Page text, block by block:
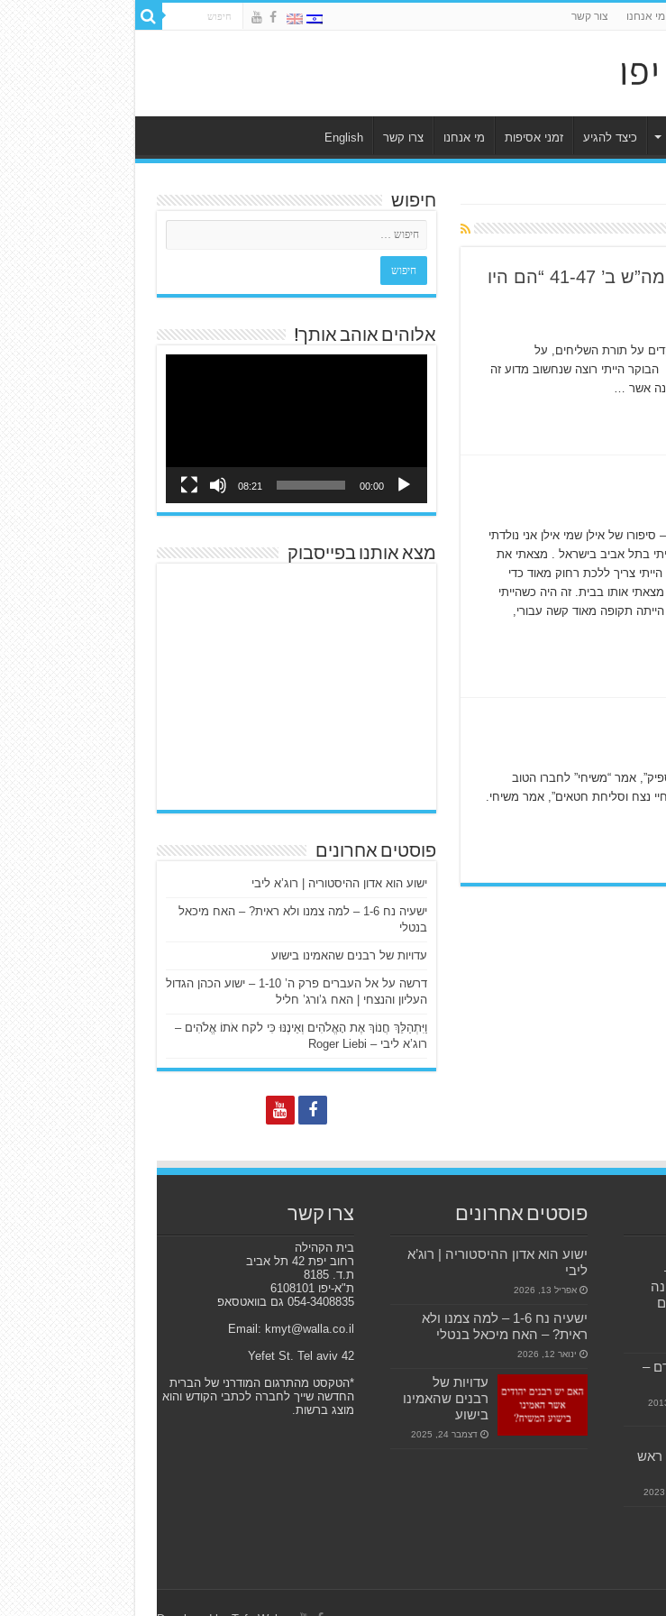
מי אנחנו צור קשר
כיצד להגיע זמני אסיפות מי אנחנו צרו קשר English
מדוע זה טוב להתמיד להיות בחברת המאמינים – מה”ש ב’ 41-47 “הם היו
המאמינים – מה”ש ב’ 41-47 “הם היו שוקדים על תורת השליחים, על
אנשים” הבוקר הייתי רוצה שנחשוב מדוע זה
אשר …
של אילן שמי אילן אני נולדתי
1973, וחייתי בתל אביב בישראל . מצאתי את
צריך ללכת רחוק מאוד כדי
אותו בבית. זה היה כשהייתי
בגיל 15 . זו הייתה תקופה מאוד קשה עבורי,
אמר “משיחי” לחברו הטוב
נצח וסליחת חטאים”, אמר משיחי.
חיפוש
אלוהים אוהב אותך!
00:00
08:21
מצא אותנו בפייסבוק
פוסטים אחרונים
ישוע הוא אדון ההיסטוריה | רוג’א ליבי
ישעיה נח 1-6 – למה צמנו ולא ראית? – האח מיכאל
בנטלי
עדויות של רבנים שהאמינו בישוע
דרשה על אל העברים פרק ה’ 1-10 – ישוע הכהן הגדול
העליון והנצחי | האח ג’ורג’ חליל
וַיִּתְהַלֵּךְ חֲנוֹךְ אֶת הָאֱלֹהִים וְאֵינֶנּוּ כִּי לקח אֹתוֹ אֱלֹהִים –
רוג’א ליבי – Roger Liebi
–
ראש
פוסטים אחרונים
ישוע הוא אדון ההיסטוריה | רוג’א
ליבי
אפריל 13, 2026
ישעיה נח 1-6 – למה צמנו ולא
ראית? – האח מיכאל בנטלי
ינואר 12, 2026
עדויות של
רבנים שהאמינו
בישוע
דצמבר 24, 2025
צרו קשר
בית הקהילה
רחוב יפת 42 תל אביב
ת.ד. 8185
ת"א-יפו 6108101
054-3408835 גם בוואטסאפ
Email: kmyt@walla.co.il
42 Yefet St. Tel aviv
*הטקסט מהתרגום המודרני של הברית
החדשה שייך לחברה לכתבי הקודש והוא
מוצג ברשות.